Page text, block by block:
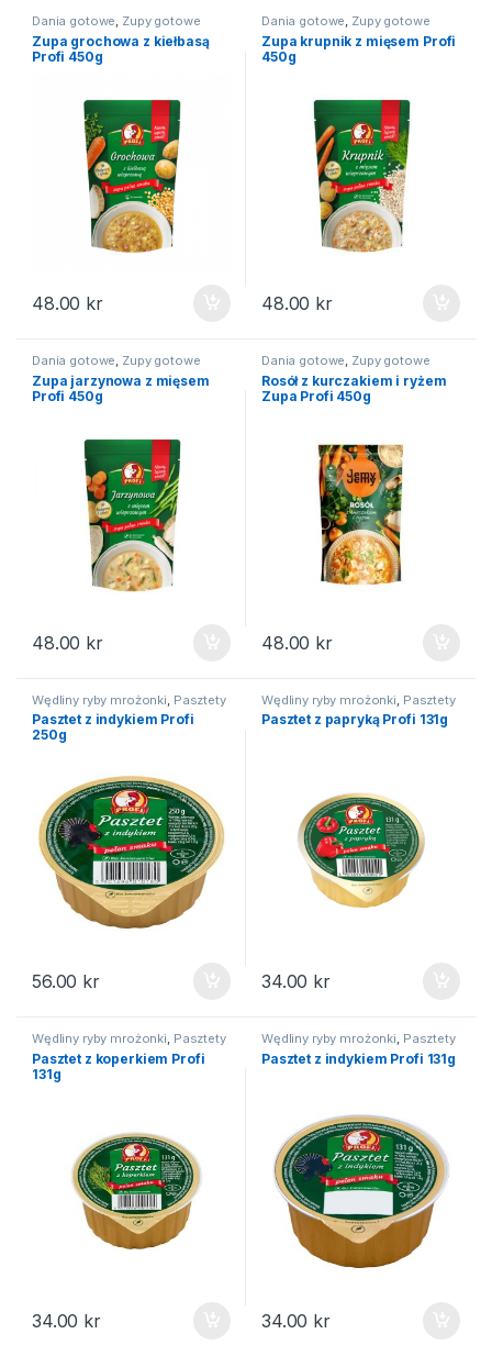
Dania gotowe, Zupy gotowe
Zupa grochowa z kiełbasą
Profi 450g
48.00 kr
Dania gotowe, Zupy gotowe
Zupa krupnik z mięsem Profi
450g
48.00 kr
Dania gotowe, Zupy gotowe
Zupa jarzynowa z mięsem
Profi 450g
48.00 kr
Dania gotowe, Zupy gotowe
Rosół z kurczakiem i ryżem
Zupa Profi 450g
48.00 kr
Wędliny ryby mrożonki Pasztety
Pasztet z indykiem Profi
250g
56.00 kr
Wędliny ryby mrożonki Pasztety
Pasztet z papryką Profi 131g
34.00 kr
Wędliny ryby mrożonki, Pasztety
Pasztet z koperkiem Profi
131g
34.00 kr
Wędliny ryby mrożonki, Pasztety
Pasztet z indykiem Profi 131g
34.00 kr